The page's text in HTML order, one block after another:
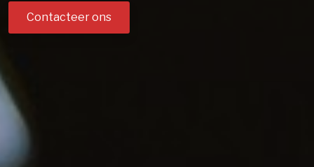
Contacteer ons